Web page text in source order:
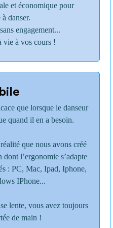
et économique pour
danser.
engagement...
vie à vos cours !
que lorsque le danseur
quand il en a besoin.
que nous avons créé
l’ergonomie s’adapte
: PC, Mac, Ipad, Iphone,
IPhone...
lente, vous avez toujours
de main !